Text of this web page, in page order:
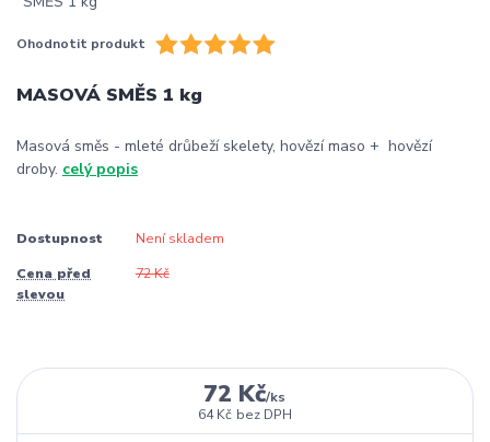
Ohodnotit produkt
MASOVÁ SMĚS 1 kg
Masová směs - mleté drůbeží skelety, hovězí maso + hovězí
droby. celý popis
Dostupnost Není skladem
Cena před
slevou
72 Kč
72 Kč/ks
64 Kč bez DPH